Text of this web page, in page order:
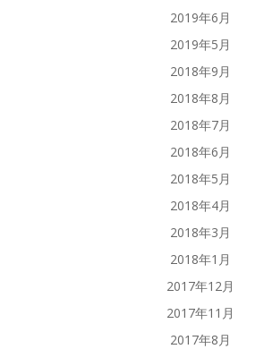
2019年6月
2019年5月
2018年9月
2018年8月
2018年7月
2018年6月
2018年5月
2018年4月
2018年3月
2018年1月
2017年12月
2017年11月
2017年8月